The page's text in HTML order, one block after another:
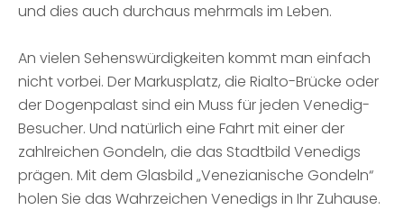
und dies auch durchaus mehrmals im Leben.
An vielen Sehenswürdigkeiten kommt man einfach
nicht vorbei. Der Markusplatz, die Rialto-Brücke oder
der Dogenpalast sind ein Muss für jeden Venedig-
Besucher. Und natürlich eine Fahrt mit einer der
zahlreichen Gondeln, die das Stadtbild Venedigs
prägen. Mit dem Glasbild „Venezianische Gondeln“
holen Sie das Wahrzeichen Venedigs in Ihr Zuhause.